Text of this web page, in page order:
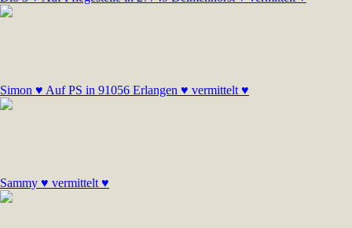
Simon ♥ Auf PS in 91056 Erlangen ♥ vermittelt ♥
Sammy ♥ vermittelt ♥